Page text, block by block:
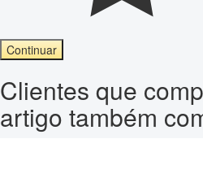
Continuar
Clientes que
artigo também